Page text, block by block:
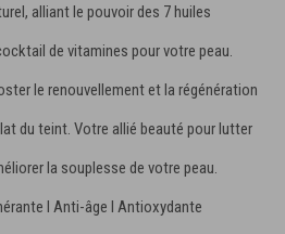
alliant le pouvoir des 7 huiles
de vitamines pour votre peau.
le renouvellement et la régénération
du teint. Votre allié beauté pour lutter
la souplesse de votre peau.
I Anti-âge I Antioxydante